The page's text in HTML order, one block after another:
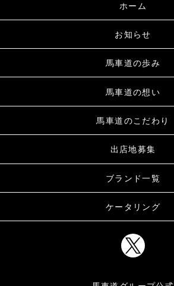
ホーム
お知らせ
馬車道の歩み
馬車道の想い
馬車道のこだわり
出店地募集
ブランド一覧
ケータリング